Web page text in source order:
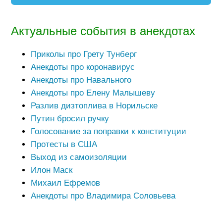
Актуальные события в анекдотах
Приколы про Грету Тунберг
Анекдоты про коронавирус
Анекдоты про Навального
Анекдоты про Елену Малышеву
Разлив дизтоплива в Норильске
Путин бросил ручку
Голосование за поправки к конституции
Протесты в США
Выход из самоизоляции
Илон Маск
Михаил Ефремов
Анекдоты про Владимира Соловьева